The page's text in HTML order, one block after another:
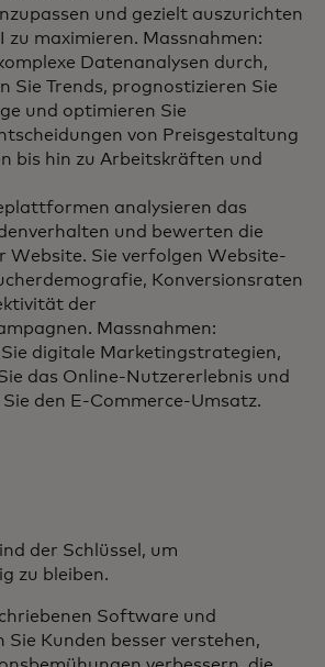
und gezielt auszurichten
zu maximieren. Massnahmen:
Datenanalysen durch,
Sie Trends, prognostizieren Sie
und optimieren Sie
von Preisgestaltung
bis hin zu Arbeitskräften und
analysieren das
und bewerten die
Website. Sie verfolgen Website-
Konversionsraten
der
Massnahmen:
digitale Marketingstrategien,
das Online-Nutzererlebnis und
den E-Commerce-Umsatz.
der Schlüssel, um
zu bleiben.
Software und
Sie Kunden besser verstehen,